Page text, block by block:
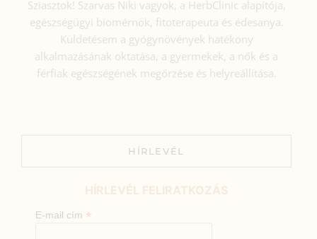
Sziasztok! Szarvas Niki vagyok, a HerbClinic alapítója,
egészségügyi biomérnök, fitoterapeuta és édesanya.
Küldetésem a gyógynövények hatékony
alkalmazásának oktatása, a gyermekek, a nők és a
férfiak egészségének megőrzése és helyreállítása.
HÍRLEVÉL
E-mail cím *